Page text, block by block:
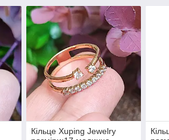
Кільце Xuping Jewelry